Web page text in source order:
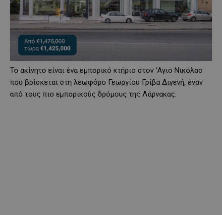
Το ακίνητο είναι ένα εμπορικό κτήριο στον ‘Αγιο Νικόλαο
που βρίσκεται στη λεωφόρο Γεωργίου Γρίβα Διγενή, έναν
από τους πιο εμπορικούς δρόμους της Λάρνακας.